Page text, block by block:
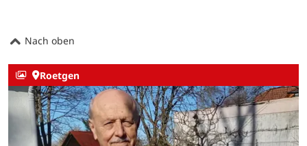
Nach oben
Roetgen